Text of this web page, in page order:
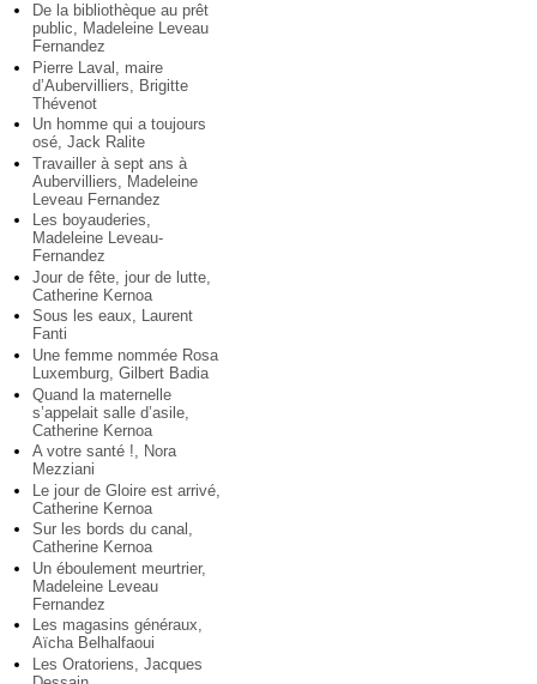
De la bibliothèque au prêt
public, Madeleine Leveau
Fernandez
Pierre Laval, maire
d’Aubervilliers, Brigitte
Thévenot
Un homme qui a toujours
osé, Jack Ralite
Travailler à sept ans à
Aubervilliers, Madeleine
Leveau Fernandez
Les boyauderies,
Madeleine Leveau-
Fernandez
Jour de fête, jour de lutte,
Catherine Kernoa
Sous les eaux, Laurent
Fanti
Une femme nommée Rosa
Luxemburg, Gilbert Badia
Quand la maternelle
s’appelait salle d’asile,
Catherine Kernoa
A votre santé !, Nora
Mezziani
Le jour de Gloire est arrivé,
Catherine Kernoa
Sur les bords du canal,
Catherine Kernoa
Un éboulement meurtrier,
Madeleine Leveau
Fernandez
Les magasins généraux,
Aïcha Belhalfaoui
Les Oratoriens, Jacques